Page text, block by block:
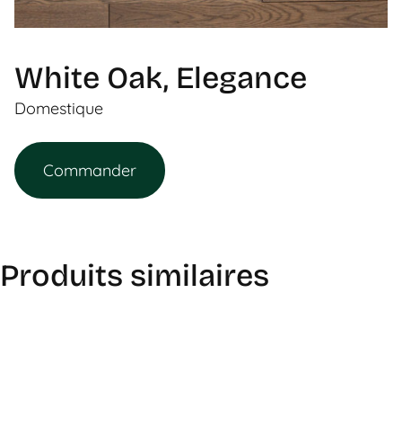
White Oak, Elegance
Domestique
Commander
Produits similaires